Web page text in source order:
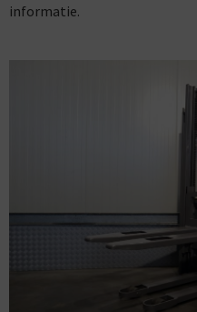
informatie.